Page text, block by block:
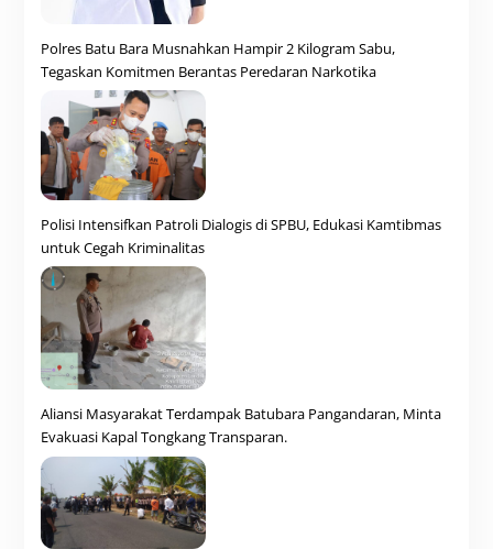
Polres Batu Bara Musnahkan Hampir 2 Kilogram Sabu,
Tegaskan Komitmen Berantas Peredaran Narkotika
Polisi Intensifkan Patroli Dialogis di SPBU, Edukasi Kamtibmas
untuk Cegah Kriminalitas
Aliansi Masyarakat Terdampak Batubara Pangandaran, Minta
Evakuasi Kapal Tongkang Transparan.